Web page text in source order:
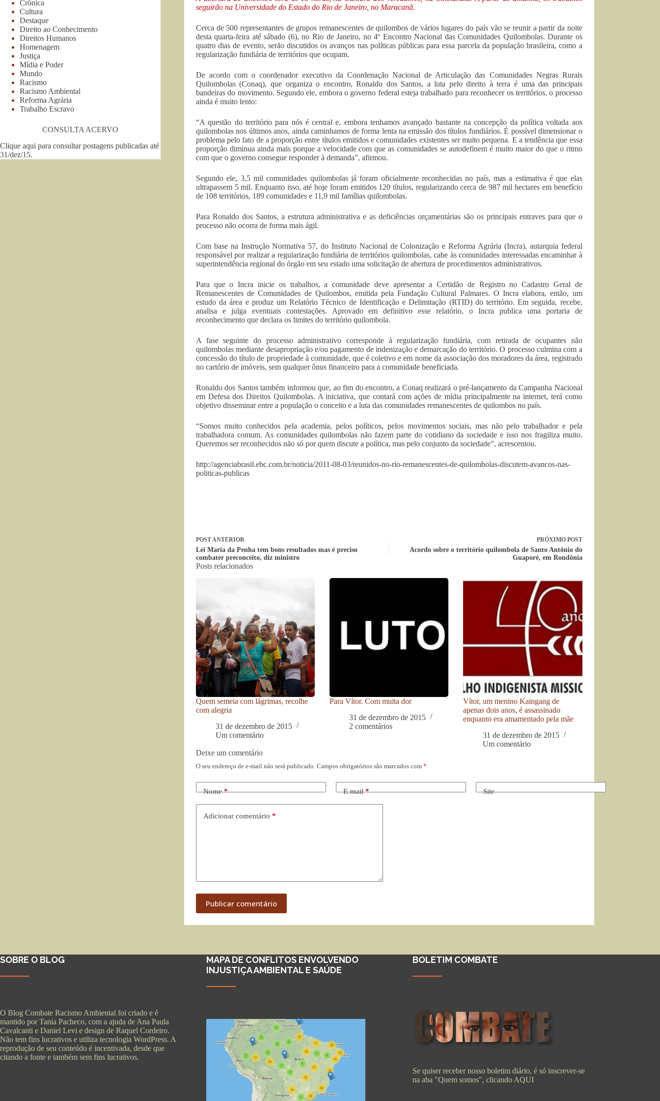
seguirão na Universidade do Estado do Rio de Janeiro, no Maracanã.
Cerca de 500 representantes de grupos remanescentes de quilombos de vários lugares do país vão se reunir a partir da noite
desta quarta-feira até sábado (6), no Rio de Janeiro, no 4º Encontro Nacional das Comunidades Quilombolas. Durante os
quatro dias de evento, serão discutidos os avanços nas políticas públicas para essa parcela da população brasileira, como a
regularização fundiária de territórios que ocupam.
De acordo com o coordenador executivo da Coordenação Nacional de Articulação das Comunidades Negras Rurais
Quilombolas (Conaq), que organiza o encontro, Ronaldo dos Santos, a luta pelo direito à terra é uma das principais
bandeiras do movimento. Segundo ele, embora o governo federal esteja trabalhado para reconhecer os territórios, o processo
ainda é muito lento:
“A questão do território para nós é central e, embora tenhamos avançado bastante na concepção da política voltada aos
quilombolas nos últimos anos, ainda caminhamos de forma lenta na emissão dos títulos fundiários. É possível dimensionar o
problema pelo fato de a proporção entre títulos emitidos e comunidades existentes ser muito pequena. E a tendência que essa
proporção diminua ainda mais porque a velocidade com que as comunidades se autodefinem é muito maior do que o ritmo
com que o governo consegue responder à demanda”, afirmou.
Segundo ele, 3,5 mil comunidades quilombolas já foram oficialmente reconhecidas no país, mas a estimativa é que elas
ultrapassem 5 mil. Enquanto isso, até hoje foram emitidos 120 títulos, regularizando cerca de 987 mil hectares em benefício
de 108 territórios, 189 comunidades e 11,9 mil famílias quilombolas.
Para Ronaldo dos Santos, a estrutura administrativa e as deficiências orçamentárias são os principais entraves para que o
processo não ocorra de forma mais ágil.
Com base na Instrução Normativa 57, do Instituto Nacional de Colonização e Reforma Agrária (Incra), autarquia federal
responsável por realizar a regularização fundiária de territórios quilombolas, cabe às comunidades interessadas encaminhar à
superintendência regional do órgão em seu estado uma solicitação de abertura de procedimentos administrativos.
Para que o Incra inicie os trabalhos, a comunidade deve apresentar a Certidão de Registro no Cadastro Geral de
Remanescentes de Comunidades de Quilombos, emitida pela Fundação Cultural Palmares. O Incra elabora, então, um
estudo da área e produz um Relatório Técnico de Identificação e Delimitação (RTID) do território. Em seguida, recebe,
analisa e julga eventuais contestações. Aprovado em definitivo esse relatório, o Incra publica uma portaria de
reconhecimento que declara os limites do território quilombola.
A fase seguinte do processo administrativo corresponde à regularização fundiária, com retirada de ocupantes não
quilombolas mediante desapropriação e/ou pagamento de indenização e demarcação do território. O processo culmina com a
concessão do título de propriedade à comunidade, que é coletivo e em nome da associação dos moradores da área, registrado
no cartório de imóveis, sem qualquer ônus financeiro para a comunidade beneficiada.
Ronaldo dos Santos também informou que, ao fim do encontro, a Conaq realizará o pré-lançamento da Campanha Nacional
em Defesa dos Direitos Quilombolas. A iniciativa, que contará com ações de mídia principalmente na internet, terá como
objetivo disseminar entre a população o conceito e a luta das comunidades remanescentes de quilombos no país.
“Somos muito conhecidos pela academia, pelos políticos, pelos movimentos sociais, mas não pelo trabalhador e pela
trabalhadora comum. As comunidades quilombolas não fazem parte do cotidiano da sociedade e isso nos fragiliza muito.
Queremos ser reconhecidos não só por quem discute a política, mas pelo conjunto da sociedade”, acrescentou.
http://agenciabrasil.ebc.com.br/noticia/2011-08-03/reunidos-no-rio-remanescentes-de-quilombolas-discutem-avancos-nas-
politicas-publicas
POSTANTERIOR
Lei Maria da Penha tem bons resultados mas é preciso
combater preconceito, diz ministro
PRÓXIMO POST
Acordo sobre o território quilombola de Santo Antônio do
Guaporé, em Rondônia
Posts relacionados
Quem semeia com lágrimas, recolhe
com alegria
31 de dezembro de 2015
Um comentário
Para Vítor. Com muita dor
31 de dezembro de 2015
2 comentários
Vítor, um menino Kaingang de
apenas dois anos, é assassinado
enquanto era amamentado pela mãe
31 de dezembro de 2015
Um comentário
Deixe um comentário
O seu endereço de e-mail não será publicado. Campos obrigatórios são marcados com *
Nome* E-mail* Site
Adicionar comentário *
Publicar comentário
Crônica
Cultura
Destaque
Direito ao Conhecimento
Direitos Humanos
Homenagem
Justiça
Mídia e Poder
Mundo
Racismo
Racismo Ambiental
Reforma Agrária
Trabalho Escravo
CONSULTA ACERVO
Clique aqui para consultar postagens publicadas até
31/dez/15.
SOBRE O BLOG
O Blog Combate Racismo Ambiental foi criado e é
mantido por Tania Pacheco, com a ajuda de Ana Paula
Cavalcanti e Daniel Levi e design de Raquel Cordeiro.
Não tem fins lucrativos e utiliza tecnologia WordPress. A
reprodução de seu conteúdo é incentivada, desde que
citando a fonte e também sem fins lucrativos.
MAPA DE CONFLITOS ENVOLVENDO
INJUSTIÇA AMBIENTAL E SAÚDE
BOLETIM COMBATE
Se quiser receber nosso boletim diário, é só inscrever-se
na aba "Quem somos", clicando AQUI